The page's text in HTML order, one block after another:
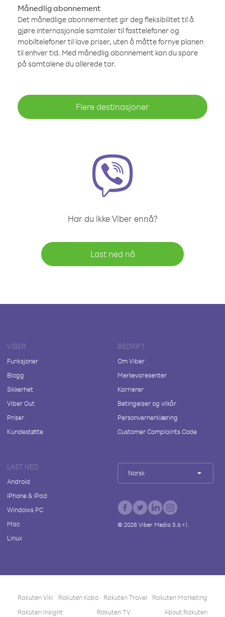
Månedlig abonnement
Det månedlige abonnementet gir deg fleksibilitet til å
gjøre internasjonale samtaler til fasttelefoner og
mobiltelefoner til lave priser, uten å måtte fornye planen
til enhver tid. Med månedlig abonnement kan du spare
på samtalene du allerede tar.
Flere destinasjoner
Har du ikke Viber ennå?
Last ned nå
VIBER
Funksjoner
Blogg
Sikkerhet
Viber Out
Priser
Kundestøtte
BEDRIFT
Om Viber
Merkevaresenter
Karrierer
Betingelser og vilkår
Personvernerklæring
Customer Complaints Code
LAST NED
Android
iPhone & iPad
Windows PC
Mac
Linux
Norsk
© 2026Viber Media S.à r.l.
Rakuten Viki Rakuten Kobo Rakuten Travel
Rakuten Marketing
Rakuten Insight
Rakuten TV About Rakuten